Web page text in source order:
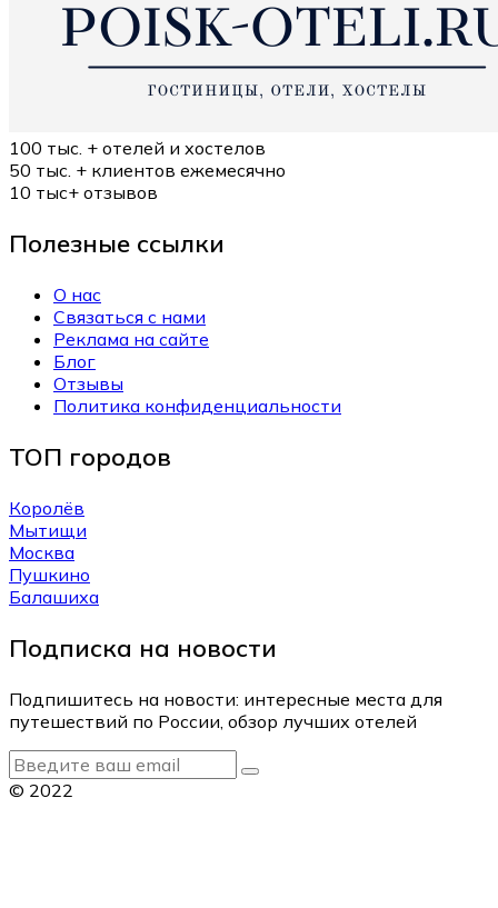
100 тыс. + отелей и хостелов
50 тыс. + клиентов ежемесячно
10 тыс+ отзывов
Полезные ссылки
О нас
Связаться с нами
Реклама на сайте
Блог
Отзывы
Политика конфиденциальности
ТОП городов
Королёв
Мытищи
Москва
Пушкино
Балашиха
Подписка на новости
Подпишитесь на новости: интересные места для
путешествий по России, обзор лучших отелей
© 2022